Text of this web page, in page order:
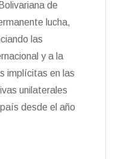
de
lucha,
las
y a la
implícitas en las
unilaterales
desde el año